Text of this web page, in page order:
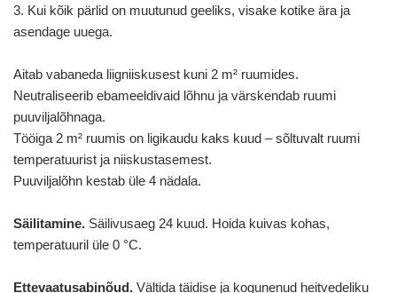
3. Kui kõik pärlid on muutunud geeliks, visake kotike ära ja
asendage uuega.
Aitab vabaneda liigniiskusest kuni 2 m² ruumides.
Neutraliseerib ebameeldivaid lõhnu ja värskendab ruumi
puuviljalõhnaga.
Tööiga 2 m² ruumis on ligikaudu kaks kuud – sõltuvalt ruumi
temperatuurist ja niiskustasemest.
Puuviljalõhn kestab üle 4 nädala.
Säilitamine. Säilivusaeg 24 kuud. Hoida kuivas kohas,
temperatuuril üle 0 °C.
Ettevaatusabinõud. Vältida täidise ja kogunenud heitvedeliku